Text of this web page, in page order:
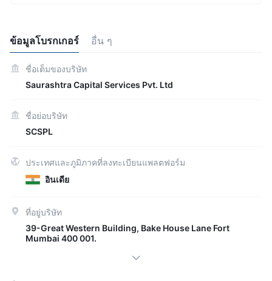
ข้อมูลโบรกเกอร์ อื่น ๆ
ชื่อเต็มของบริษัท
Saurashtra Capital Services Pvt. Ltd
ชื่อย่อบริษัท
SCSPL
ประเทศและภูมิภาคที่ลงทะเบียนแพลตฟอร์ม
อินเดีย
ที่อยู่บริษัท
39-Great Western Building, Bake House Lane Fort
Mumbai 400 001.